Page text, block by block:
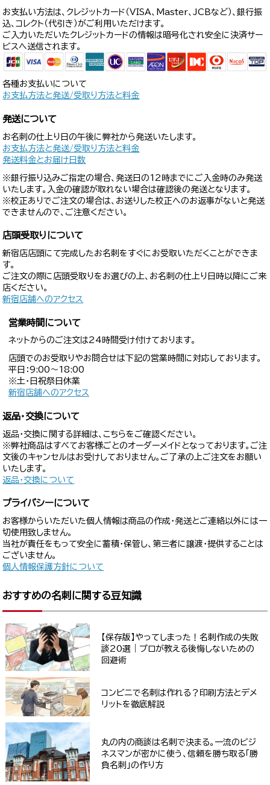
お支払い方法は、クレジットカード（VISA、Master、JCBなど）、銀行振
込、コレクト（代引き）がご利用いただけます。
ご入力いただいたクレジットカードの情報は暗号化され安全に決済サー
ビスへ送信されます。
各種お支払いについて
お支払方法と発送/受取り方法と料金
発送について
お名刺の仕上り日の午後に弊社から発送いたします。
お支払方法と発送/受取り方法と料金
発送料金とお届け日数
※銀行振り込みご指定の場合、発送日の12時までにご入金時のみ発送
いたします。入金の確認が取れない場合は確認後の発送となります。
※校正ありでご注文の場合は、お送りした校正へのお返事がないと発送
できませんので、ご注意ください。
店頭受取りについて
新宿店店頭にて完成したお名刺をすぐにお受取いただくことができま
す。
ご注文の際に店頭受取りをお選びの上、お名刺の仕上り日時以降にご来
店ください。
新宿店舗へのアクセス
営業時間について
ネットからのご注文は24時間受け付けております。
店頭でのお受取りやお問合せは下記の営業時間に対応しております。
平日：9:00〜18:00
※土・日祝祭日休業
新宿店舗へのアクセス
返品・交換について
返品・交換に関する詳細は、こちらをご確認ください。
※弊社商品はすべてお客様ごとのオーダーメイドとなっております。ご注
文後のキャンセルはお受けしておりません。ご了承の上ご注文をお願い
いたします。
返品・交換について
プライバシーについて
お客様からいただいた個人情報は商品の作成・発送とご連絡以外には一
切使用致しません。
当社が責任をもって安全に蓄積・保管し、第三者に譲渡・提供することは
ございません。
個人情報保護方針について
おすすめの名刺に関する豆知識
【保存版】やってしまった！名刺作成の失敗
談20選｜プロが教える後悔しないための
回避術
コンビニで名刺は作れる？印刷方法とデメ
リットを徹底解説
丸の内の商談は名刺で決まる。一流のビジ
ネスマンが密かに使う、信頼を勝ち取る「勝
負名刺」の作り方